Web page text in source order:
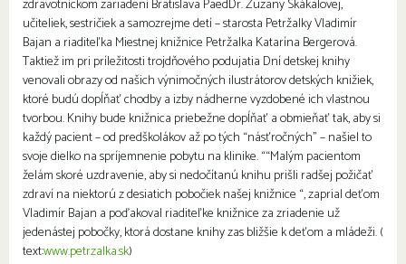
zdravotníckom zariadení Bratislava PaedDr. Zuzany Skákalovej,
učiteliek, sestričiek a samozrejme detí – starosta Petržalky Vladimír
Bajan a riaditeľka Miestnej knižnice Petržalka Katarína Bergerová.
Taktiež im pri príležitosti trojdňového podujatia Dní detskej knihy
venovali obrazy od našich výnimočných ilustrátorov detských knižiek,
ktoré budú dopĺňať chodby a izby nádherne vyzdobené ich vlastnou
tvorbou. Knihy bude knižnica priebežne dopĺňať a obmieňať tak, aby si
každý pacient – od predškolákov až po tých “násťročných” – našiel to
svoje dielko na spríjemnenie pobytu na klinike. ““Malým pacientom
želám skoré uzdravenie, aby si nedočítanú knihu prišli radšej požičať
zdraví na niektorú z desiatich pobočiek našej knižnice “, zaprial deťom
Vladimír Bajan a poďakoval riaditeľke knižnice za zriadenie už
jedenástej pobočky, ktorá dostane knihy zas bližšie k deťom a mládeži. (
text:www.petrzalka.sk)